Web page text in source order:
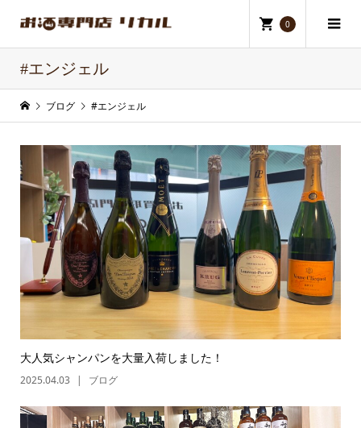
0
#エンジェル
ブログ #エンジェル
大人気シャンパンを大量入荷しました！
2025.04.03 ブログ